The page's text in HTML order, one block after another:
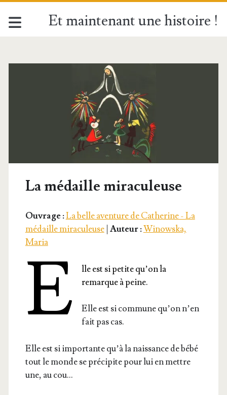
Et maintenant une histoire !
La médaille miraculeuse
Ouvrage :La belle aventure de Catherine - La
médaille miraculeuse| Auteur :Winowska,
Maria
E
lle est si petite qu’on la
remarque à peine.
Elle est si com­mune qu’on n’en
fait pas cas.
Elle est si impor­tante qu’à la nais­sance de bébé
tout le monde se pré­ci­pite pour lui en mettre
une, au cou…